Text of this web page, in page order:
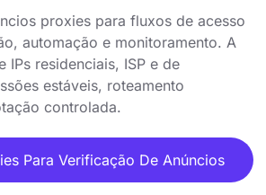
proxies para fluxos de acesso
automação e monitoramento. A
IPs residenciais, ISP e de
estáveis, roteamento
controlada.
Para Verificação De Anúncios